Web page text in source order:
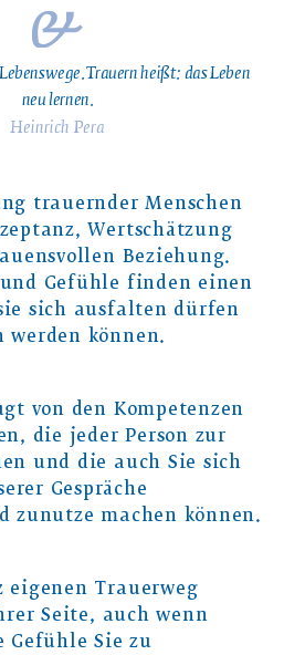
Trauern heißt: das Leben
neu lernen.
Heinrich Pera
trauernder Menschen
Wertschätzung
Beziehung.
Gefühle finden einen
sich ausfalten dürfen
werden können.
von den Kompetenzen
die jeder Person zur
und die auch Sie sich
Gespräche
zunutze machen können.
Trauerweg
Seite, auch wenn
Sie zu